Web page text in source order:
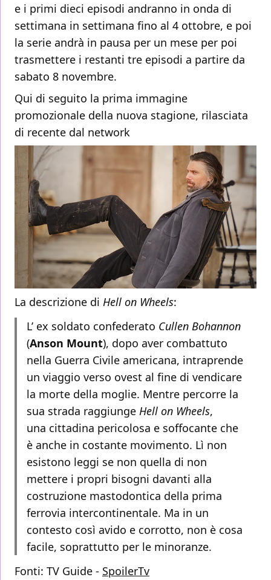
e i primi dieci episodi andranno in onda di
settimana in settimana fino al 4 ottobre, e poi
la serie andrà in pausa per un mese per poi
trasmettere i restanti tre episodi a partire da
sabato 8 novembre.
Qui di seguito la prima immagine
promozionale della nuova stagione, rilasciata
di recente dal network
La descrizione di Hell on Wheels:
L’ ex soldato confederato Cullen Bohannon
(Anson Mount), dopo aver combattuto
nella Guerra Civile americana, intraprende
un viaggio verso ovest al fine di vendicare
la morte della moglie. Mentre percorre la
sua strada raggiunge Hell on Wheels,
una cittadina pericolosa e soffocante che
è anche in costante movimento. Lì non
esistono leggi se non quella di non
mettere i propri bisogni davanti alla
costruzione mastodontica della prima
ferrovia intercontinentale. Ma in un
contesto così avido e corrotto, non è cosa
facile, soprattutto per le minoranze.
Fonti: TV Guide - SpoilerTv